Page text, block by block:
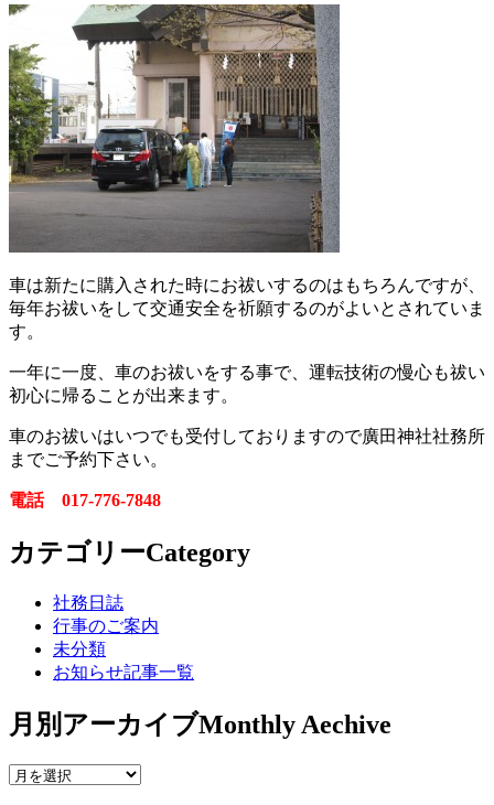
車は新たに購入された時にお祓いするのはもちろんですが、
毎年お祓いをして交通安全を祈願するのがよいとされていま
す。
一年に一度、車のお祓いをする事で、運転技術の慢心も祓い
初心に帰ることが出来ます。
車のお祓いはいつでも受付しておりますので廣田神社社務所
までご予約下さい。
電話 017-776-7848
カテゴリーCategory
社務日誌
行事のご案内
未分類
お知らせ記事一覧
月別アーカイブMonthly Aechive